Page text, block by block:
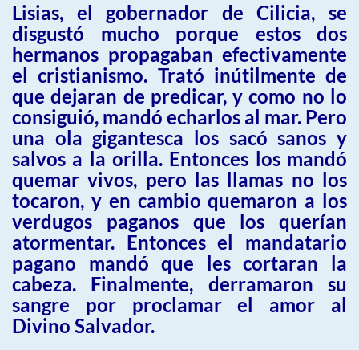
Lisias, el gobernador de Cilicia, se
disgustó mucho porque estos dos
hermanos propagaban efectivamente
el cristianismo. Trató inútilmente de
que dejaran de predicar, y como no lo
consiguió, mandó echarlos al mar. Pero
una ola gigantesca los sacó sanos y
salvos a la orilla. Entonces los mandó
quemar vivos, pero las llamas no los
tocaron, y en cambio quemaron a los
verdugos paganos que los querían
atormentar. Entonces el mandatario
pagano mandó que les cortaran la
cabeza. Finalmente, derramaron su
sangre por proclamar el amor al
Divino Salvador.